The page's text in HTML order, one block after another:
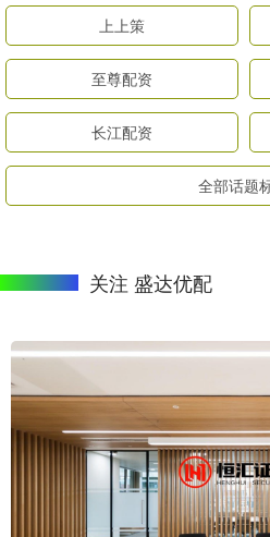
上上策
至尊配资
长江配资
全部话题
关注 盛达优配